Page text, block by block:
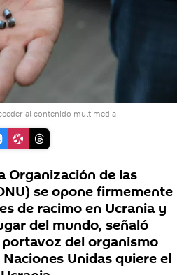
al contenido multimedia
Organización de las
se opone firmemente
de racimo en Ucrania y
del mundo, señaló
del organismo
Unidas quiere el